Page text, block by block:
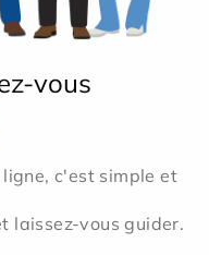
vous
c'est simple et
laissez-vous guider.